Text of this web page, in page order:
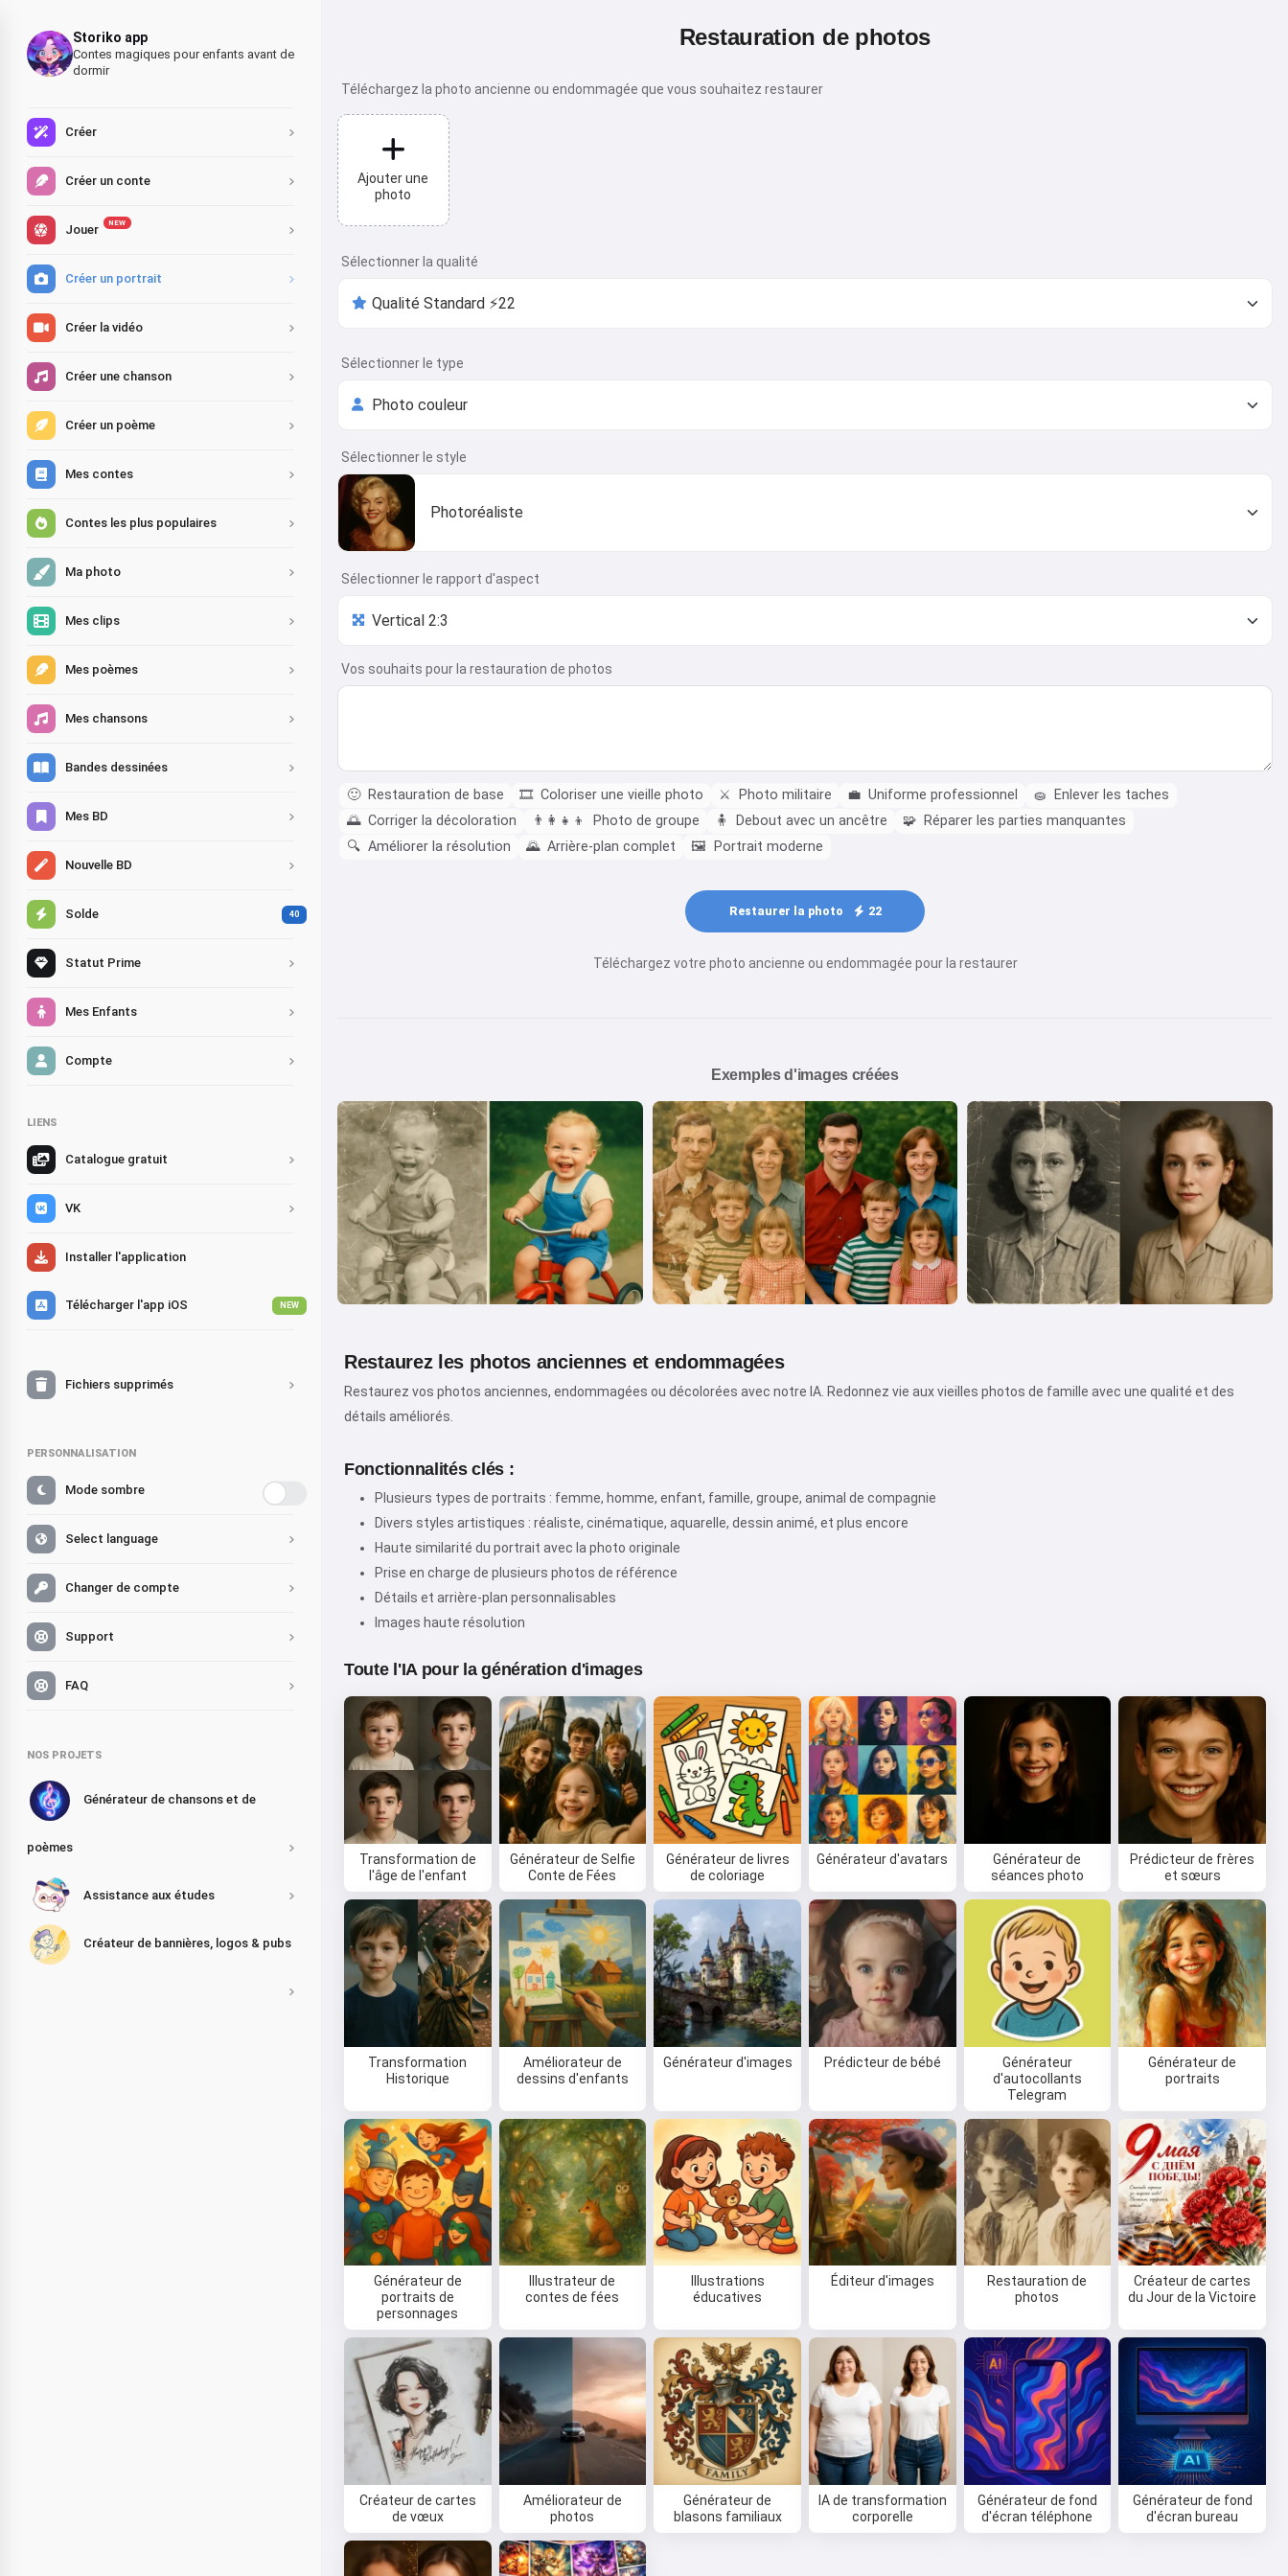
Storiko app
Contes magiques pour enfants avant de
dormir
Créer
Créer un conte
Jouer NEW
Créer un portrait
Créer la vidéo
Créer une chanson
Créer un poème
Mes contes
Contes les plus populaires
Ma photo
Mes clips
Mes poèmes
Mes chansons
Bandes dessinées
Mes BD
Nouvelle BD
Solde 40
Statut Prime
Mes Enfants
Compte
LIENS
Catalogue gratuit
VK
Installer l'application
Télécharger l'app iOS NEW
Fichiers supprimés
PERSONNALISATION
Mode sombre
Select language
Changer de compte
Support
FAQ
NOS PROJETS
Générateur de chansons et de
poèmes
Assistance aux études
Créateur de bannières, logos & pubs
Restauration de photos
Téléchargez la photo ancienne ou endommagée que vous souhaitez restaurer
Ajouter une
photo
Sélectionner la qualité
Sélectionner le type
Sélectionner le style
Photoréaliste
Sélectionner le rapport d'aspect
Vos souhaits pour la restauration de photos
🙂 Restauration de base 🎞️ Coloriser une vieille photo ⚔️ Photo militaire 💼 Uniforme professionnel 🧽
Enlever les taches
🌅 Corriger la décoloration 👨‍👩‍👧‍👦 Photo de groupe 🧍 Debout avec un ancêtre 🧩 Réparer les parties manquantes
🔍 Améliorer la résolution 🌄 Arrière-plan complet 🖼️ Portrait moderne
Restaurer la photo 22
Téléchargez votre photo ancienne ou endommagée pour la restaurer
Exemples d'images créées
Restaurez les photos anciennes et endommagées
Restaurez vos photos anciennes, endommagées ou décolorées avec notre IA. Redonnez vie aux vieilles photos de famille avec une qualité et des
détails améliorés.
Fonctionnalités clés :
Plusieurs types de portraits : femme, homme, enfant, famille, groupe, animal de compagnie
Divers styles artistiques : réaliste, cinématique, aquarelle, dessin animé, et plus encore
Haute similarité du portrait avec la photo originale
Prise en charge de plusieurs photos de référence
Détails et arrière-plan personnalisables
Images haute résolution
Toute l'IA pour la génération d'images
Transformation de
l'âge de l'enfant
Générateur de Selfie
Conte de Fées
Générateur de livres
de coloriage
Générateur d'avatars
Générateur de
séances photo
Prédicteur de frères
et sœurs
Transformation
Historique
Améliorateur de
dessins d'enfants
Générateur d'images Prédicteur de bébé
Générateur
d'autocollants
Telegram
Générateur de
portraits
Générateur de
portraits de
personnages
Illustrateur de
contes de fées
Illustrations
éducatives
Éditeur d'images
Restauration de
photos
Créateur de cartes
du Jour de la Victoire
Créateur de cartes
de vœux
Améliorateur de
photos
Générateur de
blasons familiaux
IA de transformation
corporelle
Générateur de fond
d'écran téléphone
Générateur de fond
d'écran bureau
Lire une histoire
Conditions générales d'utilisation
confidentialité,Politique de remboursement